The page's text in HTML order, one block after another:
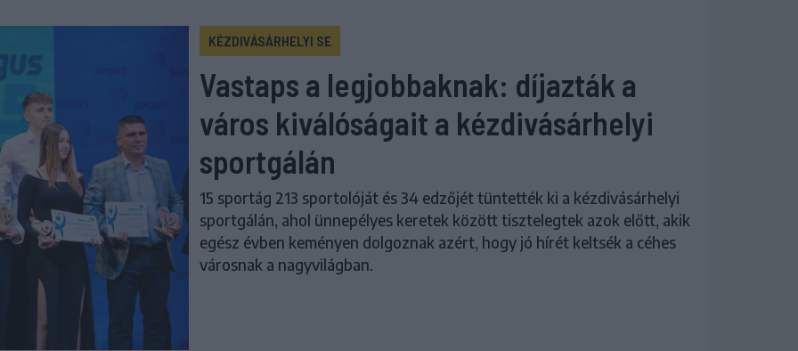
KÉZDIVÁSÁRHELYI SE
Vastaps a legjobbaknak: díjazták a
város kiválóságait a kézdivásárhelyi
sportgálán
15 sportág 213 sportolóját és 34 edzőjét tüntették ki a kézdivásárhelyi
sportgálán, ahol ünnepélyes keretek között tisztelegtek azok előtt, akik
egész évben keményen dolgoznak azért, hogy jó hírét keltsék a céhes
városnak a nagyvilágban.